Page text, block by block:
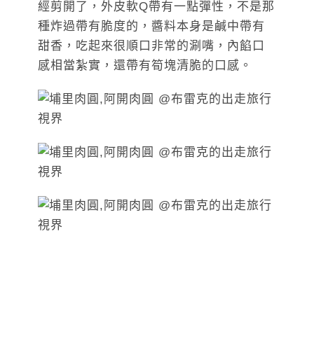
經剪開了，外皮軟Q帶有一點彈性，不是那
種炸過帶有脆度的，醬料本身是鹹中帶有
甜香，吃起來很順口非常的涮嘴，內餡口
感相當紮實，還帶有筍塊清脆的口感。